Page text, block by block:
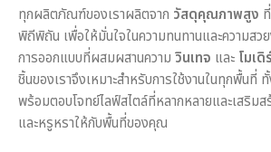
ทุกผลิตภัณฑ์ของเราผลิตจาก วัสดุคุณภาพสูง
พิถีพิถัน เพื่อให้มั่นใจในความทนทานและความสวย
การออกแบบที่ผสมผสานความ วินเทจ และ โมเดิ
ชิ้นของเราจึงเหมาะสำหรับการใช้งานในทุกพื้นที่
พร้อมตอบโจทย์ไลฟ์สไตล์ที่หลากหลายและเสริมส
และหรูหราให้กับพื้นที่ของคุณ